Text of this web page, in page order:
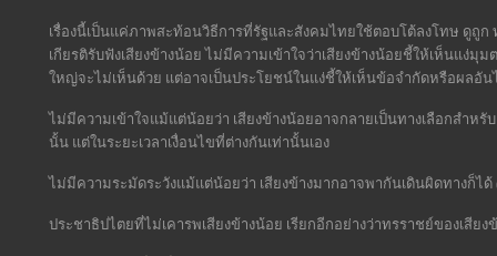
เรื่องนี้เป็นแค่ภาพสะท้อนวิธีการที่รัฐและสังคมไทยใช้ตอบโต้ลงโทษ ดูถูก
เกียรติรับฟังเสียงข้างน้อย ไม่มีความเข้าใจว่าเสียงข้างน้อยชี้ให้เห็นแง่
ใหญ่จะไม่เห็นด้วย แต่อาจเป็นประโยชน์ในแง่ชี้ให้เห็นข้อจำกัดหรือผลอัน
ไม่มีความเข้าใจแม้แต่น้อยว่า เสียงข้างน้อยอาจกลายเป็นทางเลือกสำห
นั้น แต่ในระยะเวลาเงื่อนไขที่ต่างกันเท่านั้นเอง
ไม่มีความระมัดระวังแม้แต่น้อยว่า เสียงข้างมากอาจพากันเดินผิดทางก็ได้
ประชาธิปไตยที่ไม่เคารพเสียงข้างน้อย เรียกอีกอย่างว่าทรราชย์ของเสียง